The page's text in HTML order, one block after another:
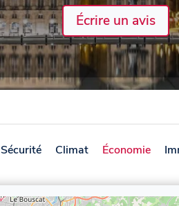
Écrire un avis
Sécurité Climat Économie